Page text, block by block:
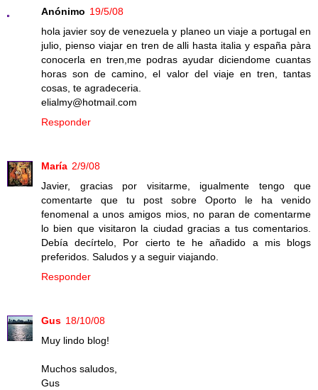
Anónimo 19/5/08
hola javier soy de venezuela y planeo un viaje a portugal en
julio, pienso viajar en tren de alli hasta italia y españa pàra
conocerla en tren,me podras ayudar diciendome cuantas
horas son de camino, el valor del viaje en tren, tantas
cosas, te agradeceria.
elialmy@hotmail.com
Responder
María 2/9/08
Javier, gracias por visitarme, igualmente tengo que
comentarte que tu post sobre Oporto le ha venido
fenomenal a unos amigos mios, no paran de comentarme
lo bien que visitaron la ciudad gracias a tus comentarios.
Debía decírtelo, Por cierto te he añadido a mis blogs
preferidos. Saludos y a seguir viajando.
Responder
Gus 18/10/08
Muy lindo blog!
Muchos saludos,
Gus